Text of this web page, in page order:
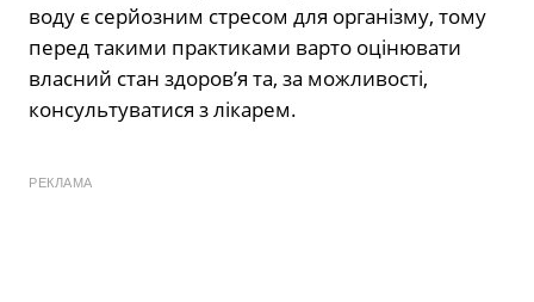
воду є серйозним стресом для організму, тому
перед такими практиками варто оцінювати
власний стан здоров’я та, за можливості,
консультуватися з лікарем.
РЕКЛАМА